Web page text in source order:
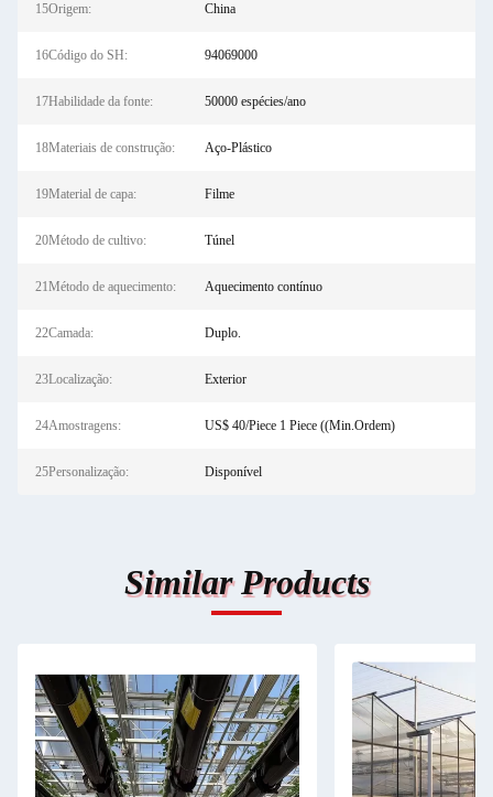
15Origem: China
16Código do SH: 94069000
17Habilidade da fonte: 50000 espécies/ano
18Materiais de construção: Aço-Plástico
19Material de capa: Filme
20Método de cultivo: Túnel
21Método de aquecimento: Aquecimento contínuo
22Camada: Duplo.
23Localização: Exterior
24Amostragens: US$ 40/Piece 1 Piece ((Min.Ordem)
25Personalização: Disponível
Similar Products